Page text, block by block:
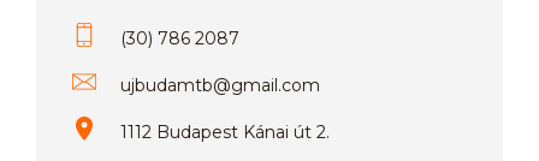
(30) 786 2087
ujbudamtb@gmail.com
1112 Budapest Kánai út 2.